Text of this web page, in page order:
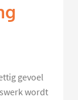
gevoel
wordt